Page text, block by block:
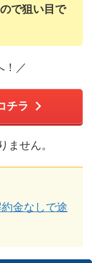
で狙い目で
！／
チラ
ません。
金なしで途